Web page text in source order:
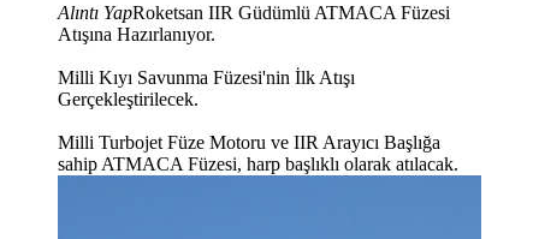
Alıntı YapRoketsan IIR Güdümlü ATMACA Füzesi
Atışına Hazırlanıyor.
Milli Kıyı Savunma Füzesi'nin İlk Atışı
Gerçekleştirilecek.
Milli Turbojet Füze Motoru ve IIR Arayıcı Başlığa
sahip ATMACA Füzesi, harp başlıklı olarak atılacak.